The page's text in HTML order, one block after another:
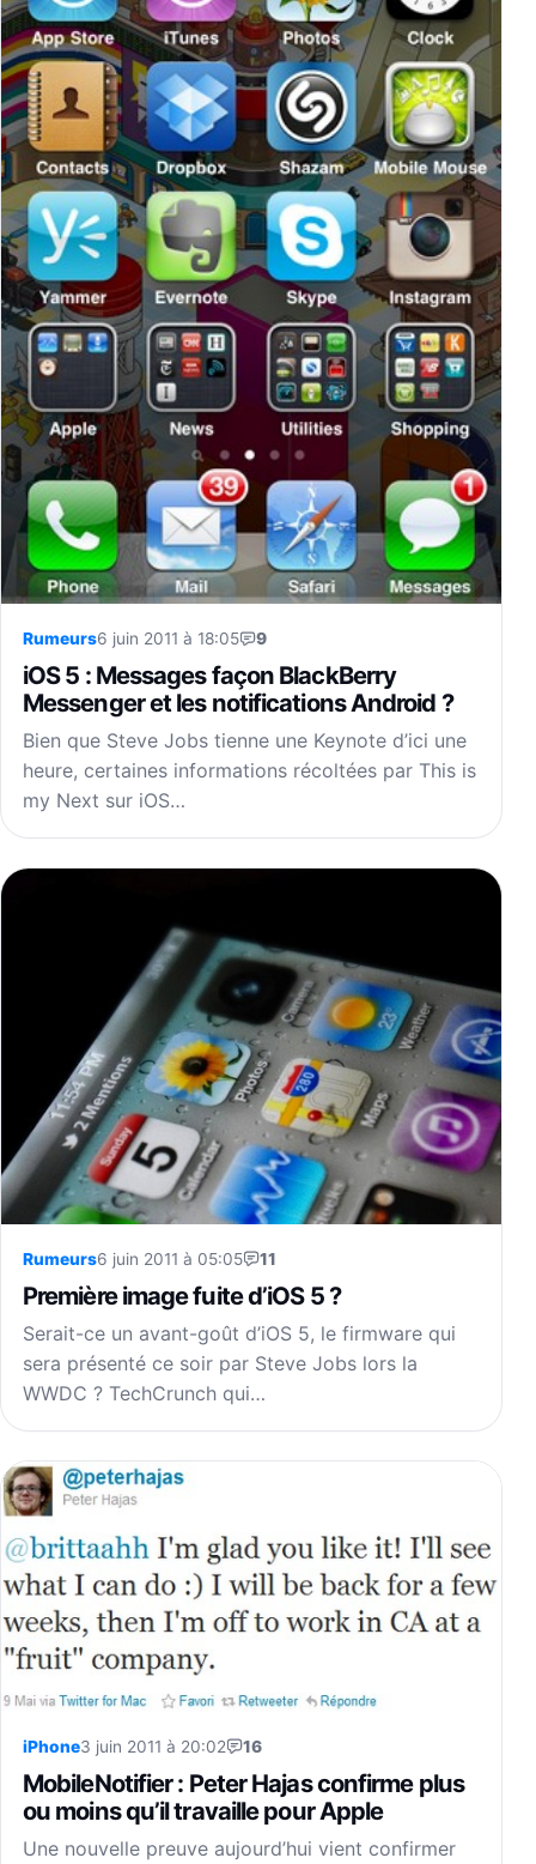
Rumeurs6 juin 2011 à 18:05 9
iOS 5 : Messages façon BlackBerry
Messenger et les notifications Android ?
Bien que Steve Jobs tienne une Keynote d’ici une
heure, certaines informations récoltées par This is
my Next sur iOS…
Rumeurs6 juin 2011 à 05:05 11
Première image fuite d’iOS 5 ?
Serait-ce un avant-goût d’iOS 5, le firmware qui
sera présenté ce soir par Steve Jobs lors la
WWDC ? TechCrunch qui…
iPhone3 juin 2011 à 20:02 16
MobileNotifier : Peter Hajas confirme plus
ou moins qu’il travaille pour Apple
Une nouvelle preuve aujourd’hui vient confirmer